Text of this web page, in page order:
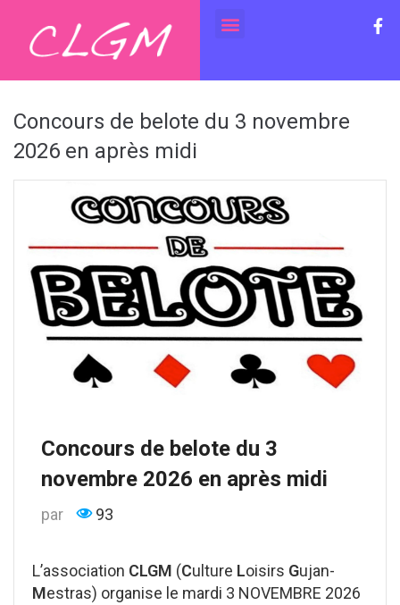
Concours de belote du 3 novembre
2026 en après midi
Concours de belote du 3
novembre 2026 en après midi
par 93
L’association CLGM (Culture Loisirs Gujan-
Mestras) organise le mardi 3 NOVEMBRE 2026